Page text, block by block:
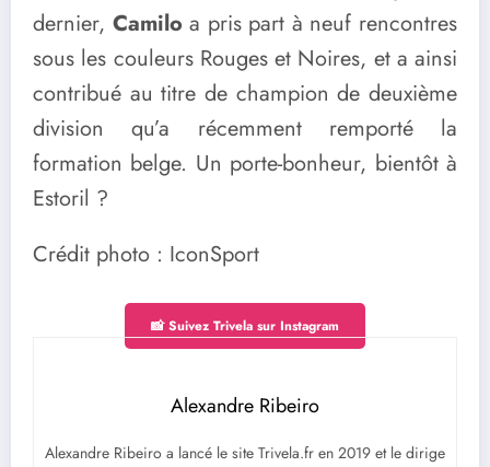
dernier, Camilo a pris part à neuf rencontres
sous les couleurs Rouges et Noires, et a ainsi
contribué au titre de champion de deuxième
division qu’a récemment remporté la
formation belge. Un porte-bonheur, bientôt à
Estoril ?
Crédit photo : IconSport
📸 Suivez Trivela sur Instagram
Alexandre Ribeiro
Alexandre Ribeiro a lancé le site Trivela.fr en 2019 et le dirige